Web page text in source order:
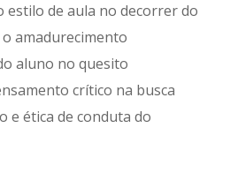
estilo de aula no decorrer do
amadurecimento
aluno no quesito
crítico na busca
e ética de conduta do